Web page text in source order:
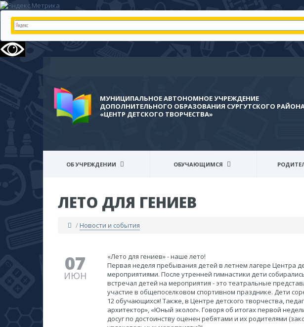
МУНИЦИПАЛЬНОЕ АВТОНОМНОЕ УЧРЕЖДЕНИЕ
ДОПОЛНИТЕЛЬНОГО ОБРАЗОВАНИЯ СУРГУТСКОГО
«ЦЕНТР ДЕТСКОГО ТВОРЧЕСТВА»
ОБ УЧРЕЖДЕНИИ ОБУЧАЮЩИМСЯ
ЛЕТО ДЛЯ ГЕНИЕВ
/Новости и события
07
ИЮН
​«Лето для гениев» - наше лето!
Первая неделя пребывания детей в летнем лагере Центра
мероприятиями. После утренней гимнастики дети
встречал детей на мероприятия - это театральные
участие в общепоселковом спортивном празднике. Дети
12 обучающихся! Также, в Центре детского творчества,
архитектор», «Юный эколог». Говоря об итогах первой
досуг по достоинству оценен ребятами и их родителями